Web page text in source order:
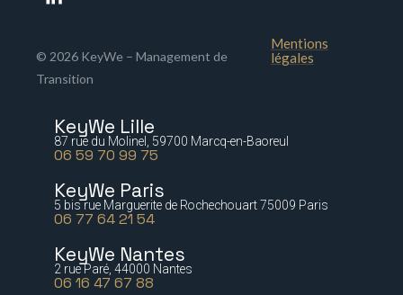
© 2026 KeyWe – Management de
Transition
Mentions
légales
KeyWe Lille
87 rue du Molinel, 59700 Marcq-en-Baoreul
06 59 70 99 75
KeyWe Paris
5 bis rue Marguerite de Rochechouart 75009 Paris
06 77 64 21 54
KeyWe Nantes
2 rue Paré, 44000 Nantes
06 16 47 67 88